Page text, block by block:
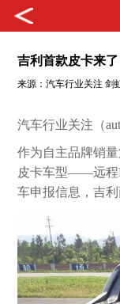
吉利首款皮卡来
来源：汽车行业关注 剑
汽车行业关注（
作为自主品牌销
皮卡车型——远程
车申报信息，吉